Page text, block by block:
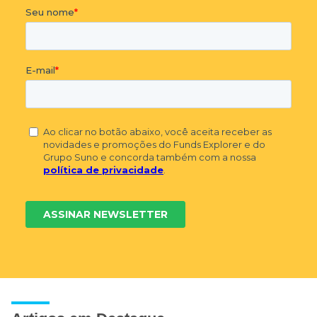
TGAR11 14.08.2026
RBHY11
RB CAPITAL RENDA II R$ 0,55
PQAG11
WPLZ11